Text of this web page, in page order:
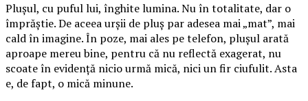
Plușul, cu puful lui, înghite lumina. Nu în totalitate, dar o
împrăștie. De aceea urșii de pluș par adesea mai „mat”, mai
cald în imagine. În poze, mai ales pe telefon, plușul arată
aproape mereu bine, pentru că nu reflectă exagerat, nu
scoate în evidență nicio urmă mică, nici un fir ciufulit. Asta
e, de fapt, o mică minune.